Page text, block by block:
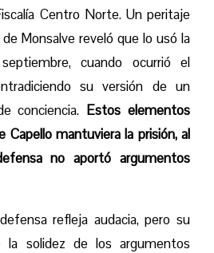
Centro Norte. Un peritaje
Monsalve reveló que lo usó la
cuando ocurrió el
su versión de un
conciencia. Estos elementos
Capello mantuviera la prisión, al
no aportó argumentos
refleja audacia, pero su
la solidez de los argumentos